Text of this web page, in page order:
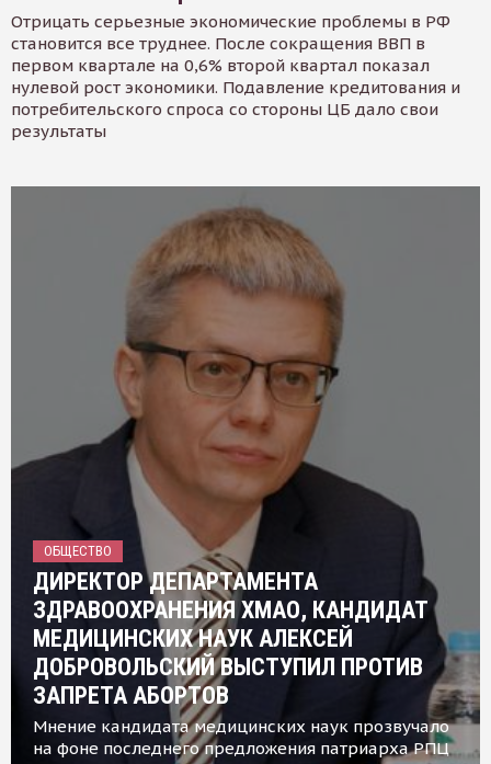
Отрицать серьезные экономические проблемы в РФ
становится все труднее. После сокращения ВВП в
первом квартале на 0,6% второй квартал показал
нулевой рост экономики. Подавление кредитования и
потребительского спроса со стороны ЦБ дало свои
результаты
ОБЩЕСТВО
ДИРЕКТОР ДЕПАРТАМЕНТА
ЗДРАВООХРАНЕНИЯ ХМАО, КАНДИДАТ
МЕДИЦИНСКИХ НАУК АЛЕКСЕЙ
ДОБРОВОЛЬСКИЙ ВЫСТУПИЛ ПРОТИВ
ЗАПРЕТА АБОРТОВ
Мнение кандидата медицинских наук прозвучало
на фоне последнего предложения патриарха РПЦ